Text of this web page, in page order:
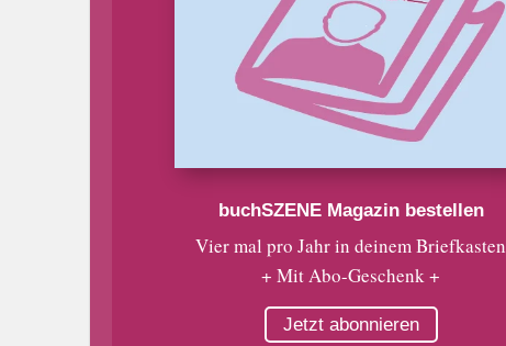
buchSZENE Magazin bestellen
Vier mal pro Jahr in deinem Briefkasten
+ Mit Abo-Geschenk +
Jetzt abonnieren